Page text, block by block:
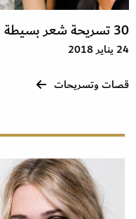
30 تسريحة شعر بسيطة وسهلة لعروس 2018
24 يناير 2018
قصات وتسريحات